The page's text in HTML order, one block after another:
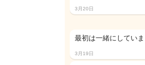
3月20日
最初は一緒にしてい
3月19日